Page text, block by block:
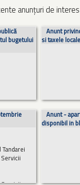
anunțuri de
bugetului
Anunt
si taxele
Tandarei
Anunt -
disponibil in